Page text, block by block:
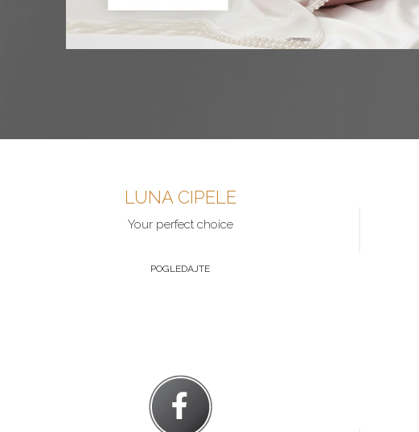
LUNA CIPELE
Your perfect choice
POGLEDAJTE